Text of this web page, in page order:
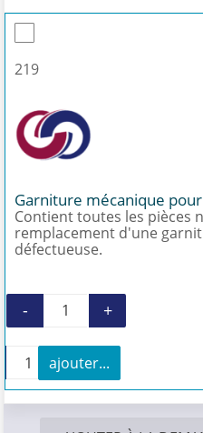
219
Garniture mécanique
Contient toutes les pièces
remplacement d'une
défectueuse.
quantité de
- +
quantité de Garniture
+
ajouter...